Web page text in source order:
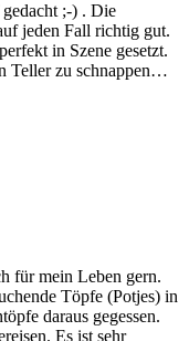
;-) . Die
jeden Fall richtig gut.
in Szene gesetzt.
Teller zu schnappen…
für mein Leben gern.
Töpfe (Potjes) in
daraus gegessen.
Es ist sehr